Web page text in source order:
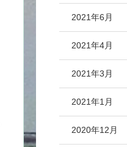
2021年6月
2021年4月
2021年3月
2021年1月
2020年12月